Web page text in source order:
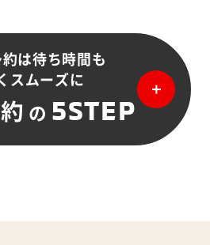
は待ち時間も
スムーズに
の 5STEP